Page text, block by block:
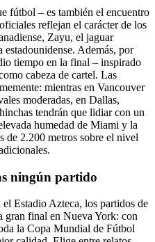
fútbol – es también el encuentro
reflejan el carácter de los
Zayu, el jaguar
Además, por
tiempo en la final – inspirado
cabeza de cartel. Las
mientras en Vancouver
moderadas, en Dallas,
tendrán que lidiar con un
humedad de Miami y la
de 2.200 metros sobre el nivel
ningún partido
el Estadio Azteca, los partidos de
gran final en Nueva York: con
la Copa Mundial de Fútbol